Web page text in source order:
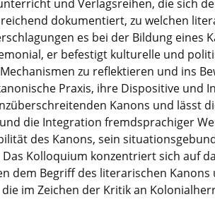
und Verlagsreihen, die sich
dokumentiert, zu welchen
es bei der Bildung eines
er befestigt kulturelle und
zu reflektieren und ins
Praxis, ihre Dispositive und
Kanons und lässt
die Integration fremdsprachiger
des Kanons, sein
Kolloquium konzentriert sich auf
dem Begriff des literarischen
im Zeichen der Kritik an